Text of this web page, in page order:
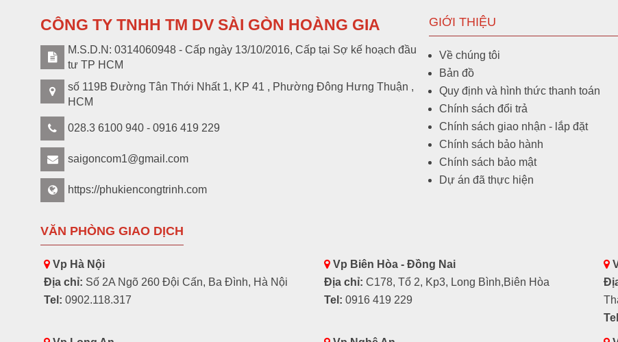
CÔNG TY TNHH TM DV SÀI GÒN HOÀNG GIA
M.S.D.N: 0314060948 - Cấp ngày 13/10/2016, Cấp tại Sợ kế hoạch đầu
tư TP HCM
số 119B Đường Tân Thới Nhất 1, KP 41 , Phường Đông Hưng Thuận ,
HCM
028.3 6100 940 - 0916 419 229
saigoncom1@gmail.com
https://phukiencongtrinh.com
GIỚI THIỆU
Về chúng tôi
Bản đồ
Quy định và hình thức thanh toán
Chính sách đổi trả
Chính sách giao nhận - lắp đặt
Chính sách bảo hành
Chính sách bảo mật
Dự án đã thực hiện
VĂN PHÒNG GIAO DỊCH
Vp Hà Nội
Địa chỉ: Số 2A Ngõ 260 Đội Cấn, Ba Đình, Hà Nội
Tel: 0902.118.317
Vp Biên Hòa - Đồng Nai
Địa chỉ: C178, Tổ 2, Kp3, Long Bình,Biên Hòa
Tel: 0916 419 229